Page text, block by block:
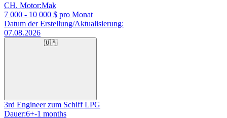
CH. Motor:Mak
7 000 - 10 000 $ pro Monat
Datum der Erstellung/Aktualisierung:
07.08.2026
🇺🇦
3rd Engineer zum Schiff LPG
Dauer:6+-1 months